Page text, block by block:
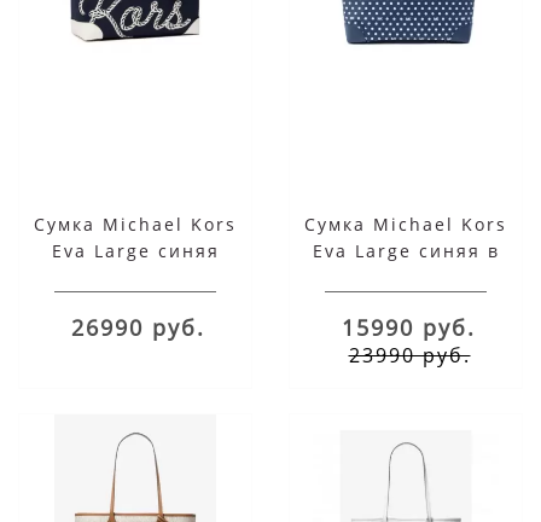
Сумка Michael Kors
Eva Large синяя
26990 руб.
Сумка Michael Kors
Eva Large синяя в
15990 руб.
23990 руб.